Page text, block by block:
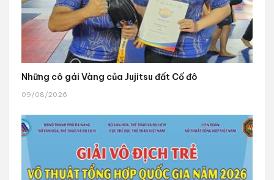
Những cô gái Vàng của Jujitsu đất Cố đô
09/08/2026